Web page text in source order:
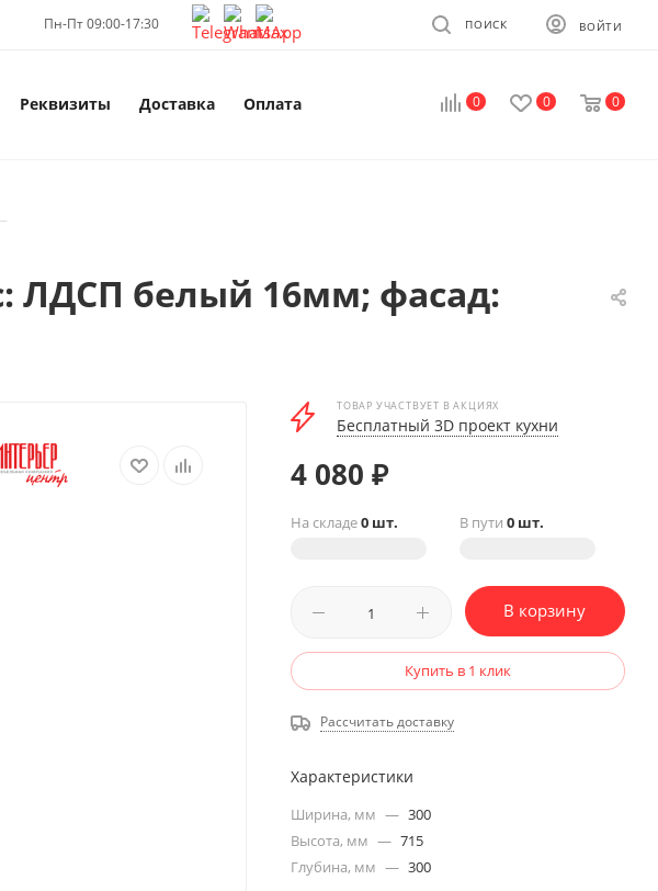
Пн-Пт 09:00-17:30 ВОЙТИ
ПОИСК
0 0 0
Реквизиты Доставка Оплата
ЛДСП белый 16мм; фасад:
ТОВАР УЧАСТВУЕТ В АКЦИЯХ
Бесплатный 3D проект кухни
4 080 ₽
На складе0 шт. В пути 0 шт.
В корзину
Купить в 1 клик
Рассчитать доставку
Характеристики
Ширина, мм — 300
Высота, мм — 715
Глубина, мм — 300